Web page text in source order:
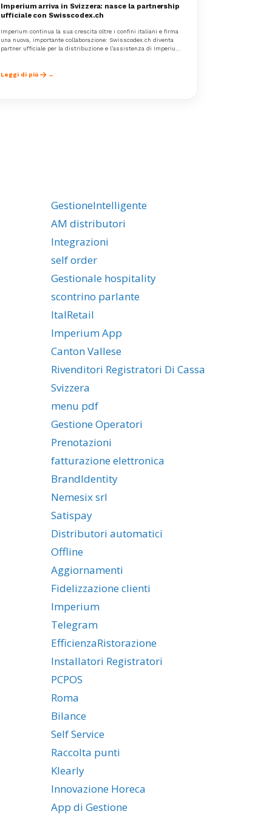
Imperium arriva in Svizzera: nasce la partnership
ufficiale con Swisscodex.ch
Imperium continua la sua crescita oltre i confini italiani e firma
una nuova, importante collaborazione: Swisscodex.ch diventa
partner ufficiale per la distribuzione e l’assistenza di Imperium
Leggi di più
GestioneIntelligente
AM distributori
Integrazioni
self order
Gestionale hospitality
scontrino parlante
ItalRetail
Imperium App
Canton Vallese
Rivenditori Registratori Di Cassa
Svizzera
menu pdf
Gestione Operatori
Prenotazioni
fatturazione elettronica
BrandIdentity
Nemesix srl
Satispay
Distributori automatici
Offline
Aggiornamenti
Fidelizzazione clienti
Imperium
Telegram
EfficienzaRistorazione
Installatori Registratori
PCPOS
Roma
Bilance
Self Service
Raccolta punti
Klearly
Innovazione Horeca
App di Gestione